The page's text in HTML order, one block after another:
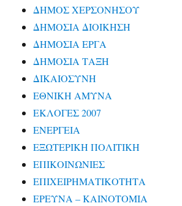
ΔΗΜΟΣ ΧΕΡΣΟΝΗΣΟΥ
ΔΗΜΟΣΙΑ ΔΙΟΙΚΗΣΗ
ΔΗΜΟΣΙΑ ΕΡΓΑ
ΔΗΜΟΣΙΑ ΤΑΞΗ
ΔΙΚΑΙΟΣΥΝΗ
ΕΘΝΙΚΗ ΑΜΥΝΑ
ΕΚΛΟΓΕΣ 2007
ΕΝΕΡΓΕΙΑ
ΕΞΩΤΕΡΙΚΗ ΠΟΛΙΤΙΚΗ
ΕΠΙΚΟΙΝΩΝΙΕΣ
ΕΠΙΧΕΙΡΗΜΑΤΙΚΟΤΗΤΑ
ΕΡΕΥΝΑ – ΚΑΙΝΟΤΟΜΙΑ